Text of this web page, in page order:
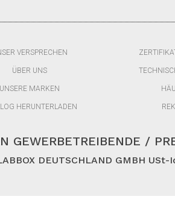
VERSPRECHEN
ÜBER UNS
UNSERE MARKEN
HERUNTERLADEN
GEWERBETREIBENDE /
DEUTSCHLAND GMBH